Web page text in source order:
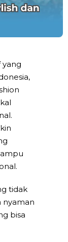
tidak
nyaman
bisa